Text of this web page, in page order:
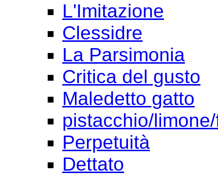
L'Imitazione
Clessidre
La Parsimonia
Critica del gusto
Maledetto gatto
pistacchio/
Perpetuità
Dettato